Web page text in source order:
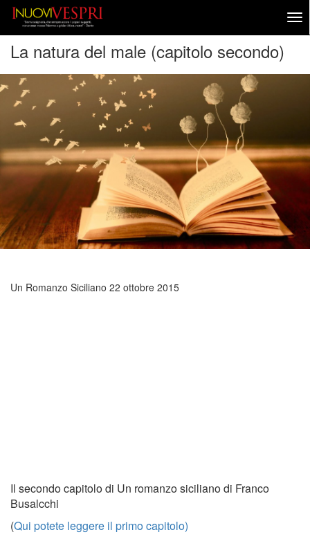
La natura del male (capitolo secondo)
Un Romanzo Siciliano 22 ottobre 2015
Il secondo capitolo di Un romanzo siciliano di Franco
Busalcchi
(Qui potete leggere il primo capitolo)